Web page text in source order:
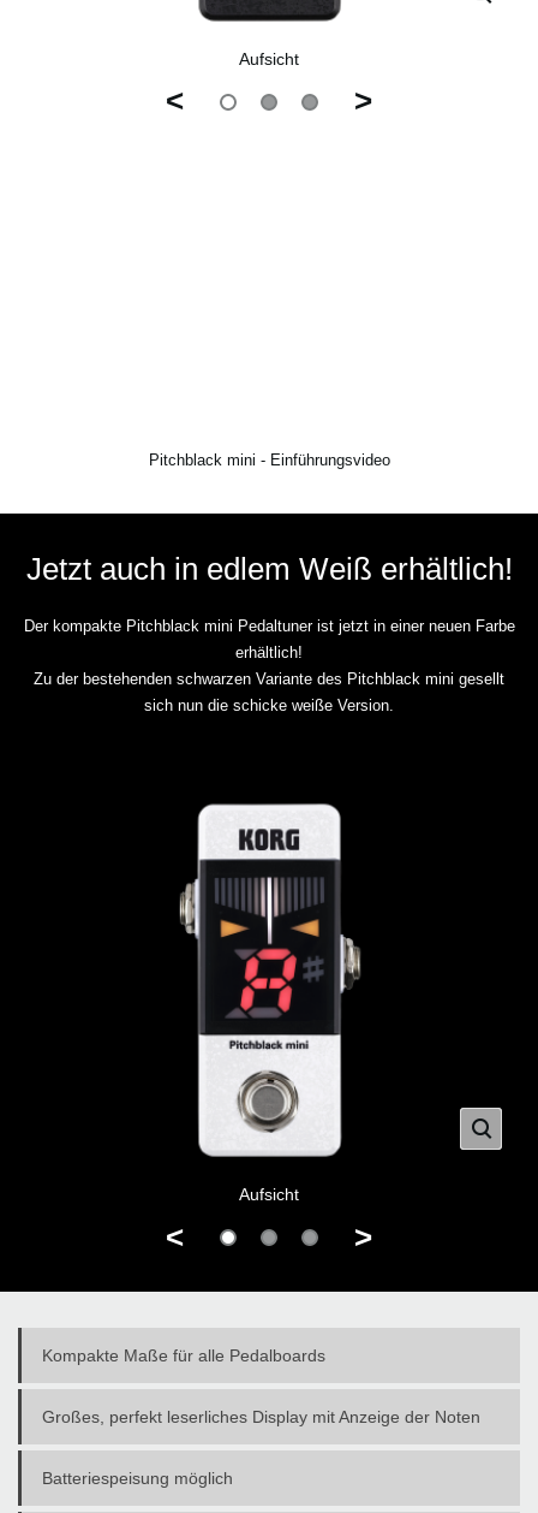
Aufsicht
< >
Pitchblack mini - Einführungsvideo
Jetzt auch in edlem Weiß erhältlich!
Der kompakte Pitchblack mini Pedaltuner ist jetzt in einer neuen Farbe
erhältlich!
Zu der bestehenden schwarzen Variante des Pitchblack mini gesellt
sich nun die schicke weiße Version.
Aufsicht
< >
Kompakte Maße für alle Pedalboards
Großes, perfekt leserliches Display mit Anzeige der Noten
Batteriespeisung möglich